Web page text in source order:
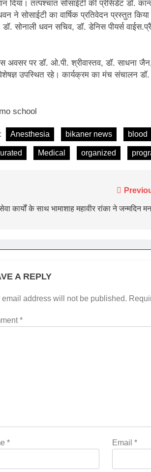
दिया। तत्पश्चात सोसाईटी की प्रेसिडेंट डॉ.
ने सोसाईटी का वार्षिक प्रतिवेदन प्रस्तुत
सोनाली धवन सचिव, डॉ. डेनिस पीयर्स
अवसर पर डॉ. ओ.पी. श्रीवास्तव, डॉ. साधना
उपस्थित रहे। कार्यक्रम का मंच संचालन डॉ.
Anesthesia bikaner news blood
Medical organized
कार्यों के साथ भामाशाह महावीर रांका ने जन्मदिन
A REPLY
email address will not be published.
*
* Email*